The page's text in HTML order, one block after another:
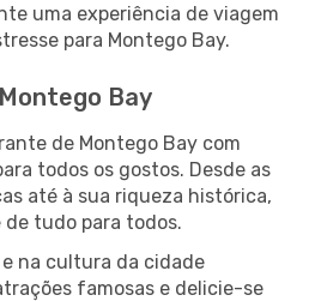
uma experiência de viagem
para Montego Bay.
Bay
de Montego Bay com
todos os gostos. Desde as
até à sua riqueza histórica,
tudo para todos.
na cultura da cidade
famosas e delicie-se